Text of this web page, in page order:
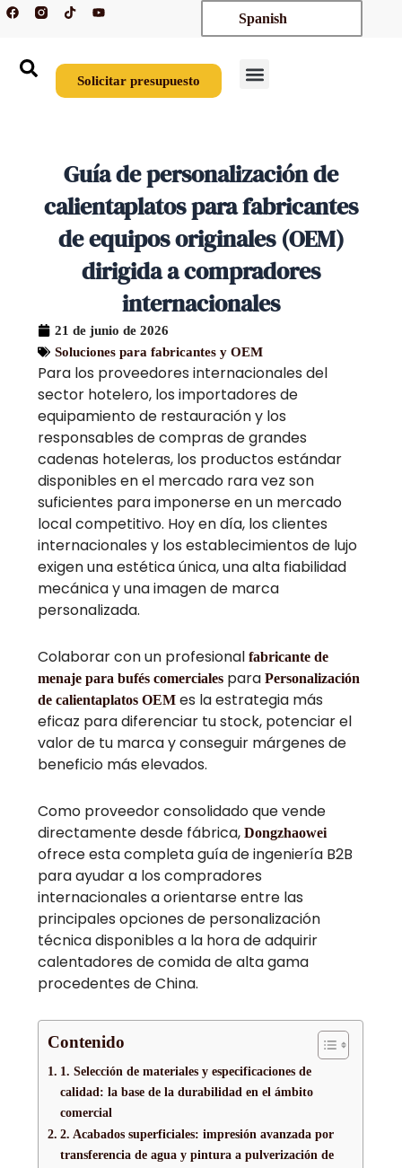
IrF
a
T
i
k
Y
o
b
e
Spanish
Solicitar presupuesto
Guía de personalización de
calientaplatos para fabricantes
de equipos originales (OEM)
dirigida a compradores
internacionales
21 de junio de 2026
Soluciones para fabricantes y OEM
Para los proveedores internacionales del
sector hotelero, los importadores de
equipamiento de restauración y los
responsables de compras de grandes
cadenas hoteleras, los productos estándar
disponibles en el mercado rara vez son
suficientes para imponerse en un mercado
local competitivo. Hoy en día, los clientes
internacionales y los establecimientos de lujo
exigen una estética única, una alta fiabilidad
mecánica y una imagen de marca
personalizada.
Colaborar con un profesionalfabricante de
menaje para bufés comerciales para Personalización
de calientaplatos OEM es la estrategia más
eficaz para diferenciar tu stock, potenciar el
valor de tu marca y conseguir márgenes de
beneficio más elevados.
Como proveedor consolidado que vende
directamente desde fábrica,Dongzhaowei
ofrece esta completa guía de ingeniería B2B
para ayudar a los compradores
internacionales a orientarse entre las
principales opciones de personalización
técnica disponibles a la hora de adquirir
calentadores de comida de alta gama
procedentes de China.
Contenido
1. Selección de materiales y especificaciones de
calidad: la base de la durabilidad en el ámbito
comercial
2. Acabados superficiales: impresión avanzada por
transferencia de agua y pintura a pulverización de